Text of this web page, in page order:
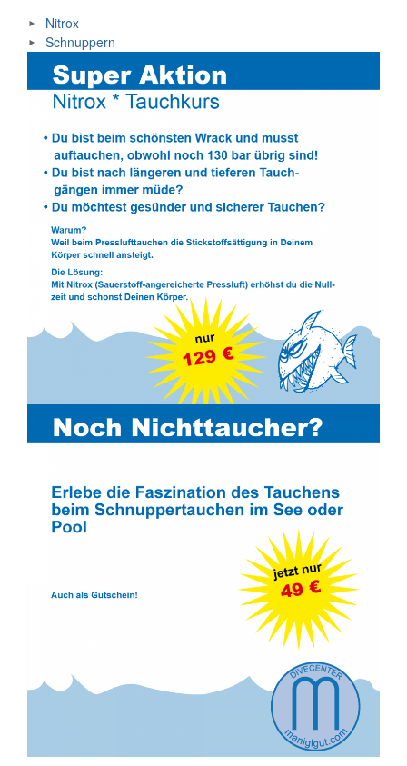
Nitrox
Schnuppern